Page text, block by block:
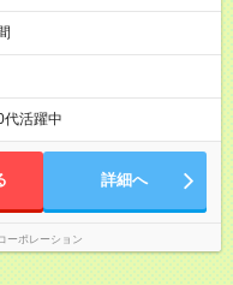
代活躍中
詳細へ
ーポレーション